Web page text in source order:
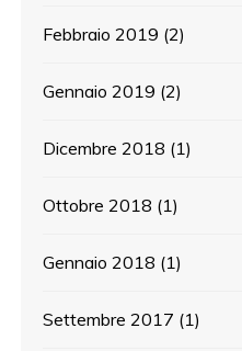
Febbraio 2019 (2)
Gennaio 2019 (2)
Dicembre 2018 (1)
Ottobre 2018 (1)
Gennaio 2018 (1)
Settembre 2017 (1)